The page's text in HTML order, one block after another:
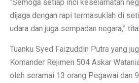
“Semoga setiap inci keselamatan
dijaga dengan rapi termasuklah di
udara dan juga sempadan negara,”
Tuanku Syed Faizuddin Putra yang
Komander Rejimen 504 Askar
oleh seramai 13 orang Pegawai dan